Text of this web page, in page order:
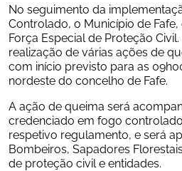
No seguimento da
Controlado, o Município de
Força Especial de Proteção
realização de várias ações de
com início previsto para as
nordeste do concelho de Fafe.
A ação de queima será
credenciado em fogo
respetivo regulamento, e será
Bombeiros, Sapadores
de proteção civil e entidades.